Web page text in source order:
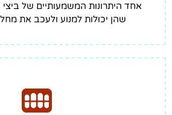
אחד היתרונות המשמעותיים של
שהן יכולות למנוע ולעכב את